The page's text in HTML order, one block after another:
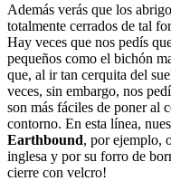
Además verás que los
totalmente cerrados de tal
Hay veces que nos pedís
pequeños como el bichón
que, al ir tan cerquita del
veces, sin embargo, nos
son más fáciles de poner al
contorno. En esta línea,
Earthbound, por ejemplo,
inglesa y por su forro de
cierre con velcro!